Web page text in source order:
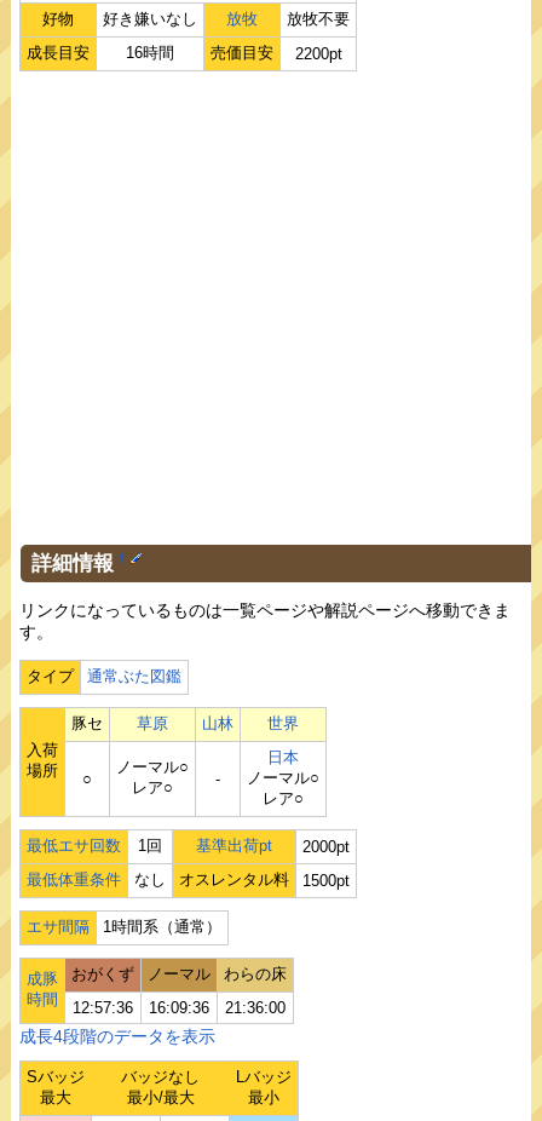
好物 好き嫌いなし 放牧
放牧不要
成長目安
16時間 売価目安 2200pt
詳細情報 †
リンクになっているものは一覧ページや解説ページへ移動できま
す。
タイプ 通常ぶた図鑑
入荷
場所
豚セ 草原 山林 世界
○
ノーマル○
レア○
‐
日本
ノーマル○
レア○
最低エサ回数 1回 基準出荷pt
2000pt
最低体重条件
なし オスレンタル料 1500pt
エサ間隔 1時間系（通常）
成豚
時間
おがくず ノーマル
わらの床
12:57:36
16:09:36 21:36:00
成長4段階のデータを表示
Sバッジ
最大
バッジなし
最小/最大
Lバッジ
最小